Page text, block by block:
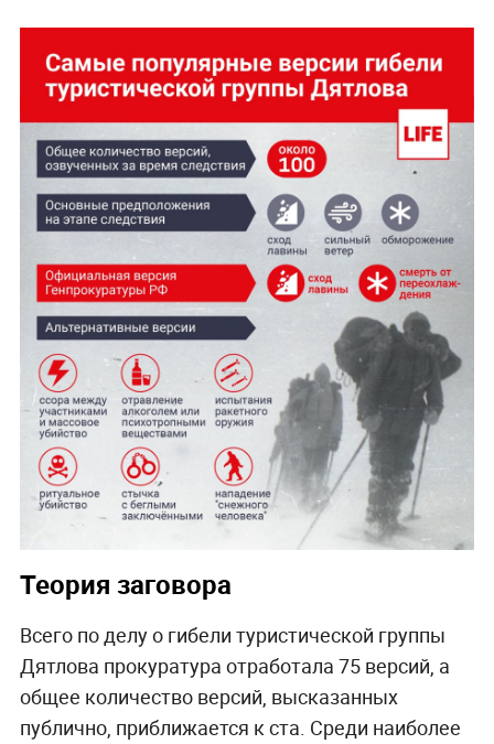
Теория заговора
Всего по делу о гибели туристической группы
Дятлова прокуратура отработала 75 версий, а
общее количество версий, высказанных
публично, приближается к ста. Среди наиболее